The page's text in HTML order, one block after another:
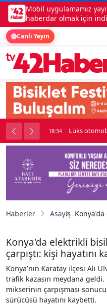
Mobil uygulamamız
haberdar olmak için
Canlı Yayın
kavga çıktı 18:34 Lüks
Haberler Asayiş
Konya'da elektrikli
çarpıştı: kişi hayatını
Konya’nın Karatay ilçesi Ali
trafik kazasın meydana
mikserinin çarpışması
sürücüsü hayatını kaybetti.